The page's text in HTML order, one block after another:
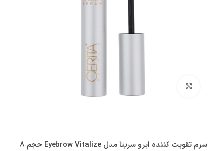
سرم تقویت کننده ابرو سریتا مدل Eyebrow Vitalize حجم 8